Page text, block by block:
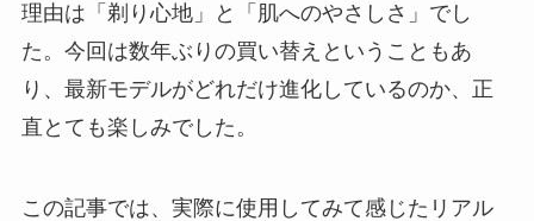
理由は「剃り心地」と「肌へのやさしさ」でし
た。今回は数年ぶりの買い替えということもあ
り、最新モデルがどれだけ進化しているのか、正
直とても楽しみでした。
この記事では、実際に使用してみて感じたリアル